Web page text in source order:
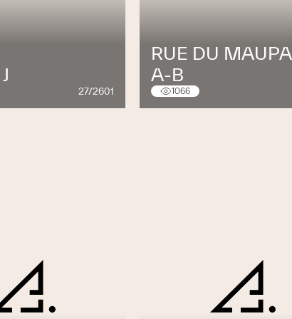
grossflächig und „in Natura“ unser
Bauwerk-Qualität. Unsere
und beantworten kompetent alle
27/2601
RUE DU
A-B
1066